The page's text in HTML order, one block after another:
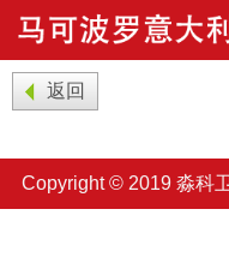
返回
Copyright © 2019 淼科